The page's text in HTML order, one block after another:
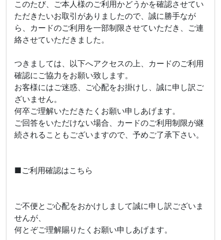
このたび、ご本人様のご利用かどうかを確認させてい
ただきたいお取引がありましたので、誠に勝手なが
ら、カードのご利用を一部制限させていただき、ご連
絡させていただきました。
つきましては、以下へアクセスの上、カードのご利用
確認にご協力をお願い致します。
お客様にはご迷惑、ご心配をお掛けし、誠に申し訳ご
ざいません。
何卒ご理解いただきたくお願い申しあげます。
ご回答をいただけない場合、カードのご利用制限が継
続されることもございますので、予めご了承下さい。
■ご利用確認はこちら
ご不便とご心配をおかけしまして誠に申し訳ございま
せんが、
何とぞご理解賜りたくお願い申しあげます。